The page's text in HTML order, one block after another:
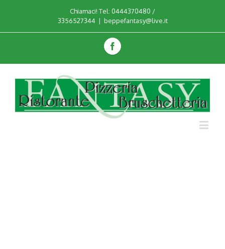
Chiamaci! Tel: 0444370480 /
3356527344 | beppefantasy@live.it